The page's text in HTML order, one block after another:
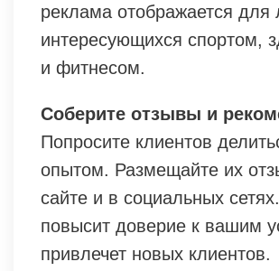
реклама отображается для
интересующихся спортом,
и фитнесом.
Соберите отзывы и
Попросите клиентов
опытом. Размещайте их
сайте и в социальных
повысит доверие к вашим
привлечет новых клиентов.